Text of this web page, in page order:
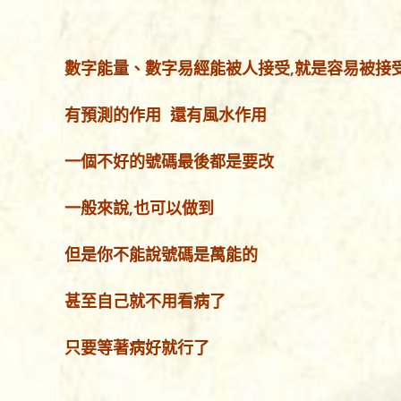
數字能量、數字易經能被人接受,就是容易被接
有預測的作用 還有風水作用
一個不好的號碼最後都是要改
一般來說,也可以做到
但是你不能說號碼是萬能的
甚至自己就不用看病了
只要等著病好就行了